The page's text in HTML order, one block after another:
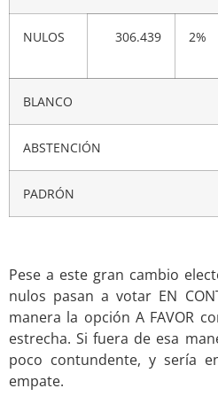
NULOS 306.439 2%
BLANCO
ABSTENCIÓN
PADRÓN
Pese a este gran cambio
nulos pasan a votar EN
manera la opción A FAVOR
estrecha. Si fuera de esa
poco contundente, y sería
empate.